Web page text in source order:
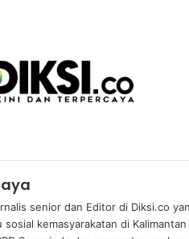
senior dan Editor di Diksi.co
sosial kemasyarakatan di